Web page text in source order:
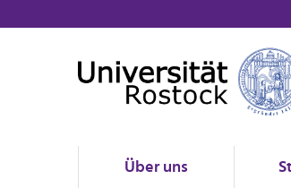
Über uns